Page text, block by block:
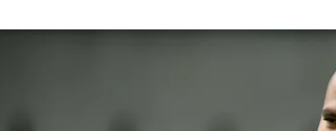
אביב
שבע
ליגה סינית